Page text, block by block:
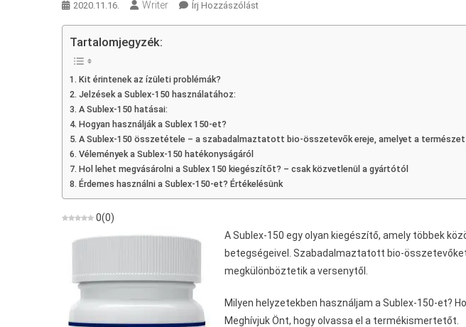
2020.11.16. Writer Írj HozzászólástOn
Előkészítéséről
Tartalomjegyzék:
Kit érintenek az ízületi problémák?
Jelzések a Sublex-150 használatához:
A Sublex-150 hatásai:
Hogyan használják a Sublex 150-et?
A Sublex-150 összetétele – a szabadalmaztatott bio-összetevők ereje, amelyet a
Vélemények a Sublex-150 hatékonyságáról
Hol lehet megvásárolni a Sublex 150 kiegészítőt? – csak közvetlenül a gyártótól
Érdemes használni a Sublex-150-et? Értékelésünk
0(0)
A Sublex-150 egy olyan kiegészítő, amely többek
betegségeivel. Szabadalmaztatott bio-
megkülönböztetik a versenytől.
Milyen helyzetekben használjam a Sublex-150-et?
Meghívjuk Önt, hogy olvassa el a termékismertetőt.